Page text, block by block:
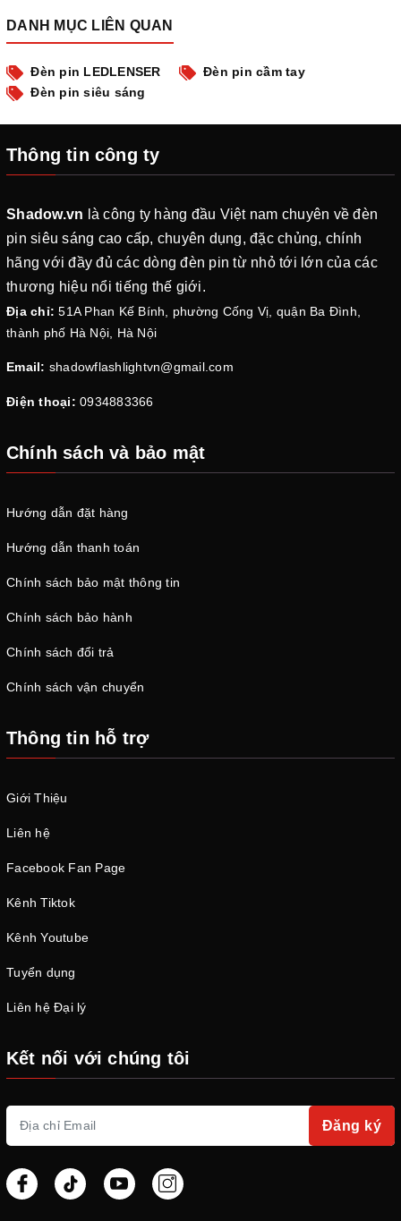
DANH MỤC LIÊN QUAN
Đèn pin LEDLENSER
Đèn pin cầm tay
Đèn pin siêu sáng
Thông tin công ty
Shadow.vn là công ty hàng đầu Việt nam chuyên về đèn
pin siêu sáng cao cấp, chuyên dụng, đặc chủng, chính
hãng với đầy đủ các dòng đèn pin từ nhỏ tới lớn của các
thương hiệu nổi tiếng thế giới.
Địa chỉ: 51A Phan Kế Bính, phường Cống Vị, quận Ba Đình,
thành phố Hà Nội, Hà Nội
Email: shadowflashlightvn@gmail.com
Điện thoại: 0934883366
Chính sách và bảo mật
Hướng dẫn đặt hàng
Hướng dẫn thanh toán
Chính sách bảo mật thông tin
Chính sách bảo hành
Chính sách đổi trả
Chính sách vận chuyển
Thông tin hỗ trợ
Giới Thiệu
Liên hệ
Facebook Fan Page
Kênh Tiktok
Kênh Youtube
Tuyển dụng
Liên hệ Đại lý
Kết nối với chúng tôi
Đăng ký